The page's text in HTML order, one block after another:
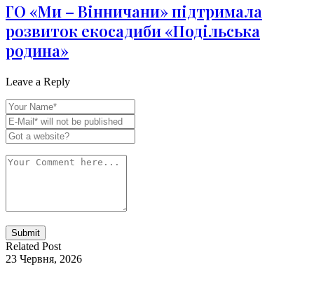
ГО «Ми – Вінничани» підтримала
розвиток екосадиби «Подільська
родина»
Leave a Reply
Related Post
23 Червня, 2026